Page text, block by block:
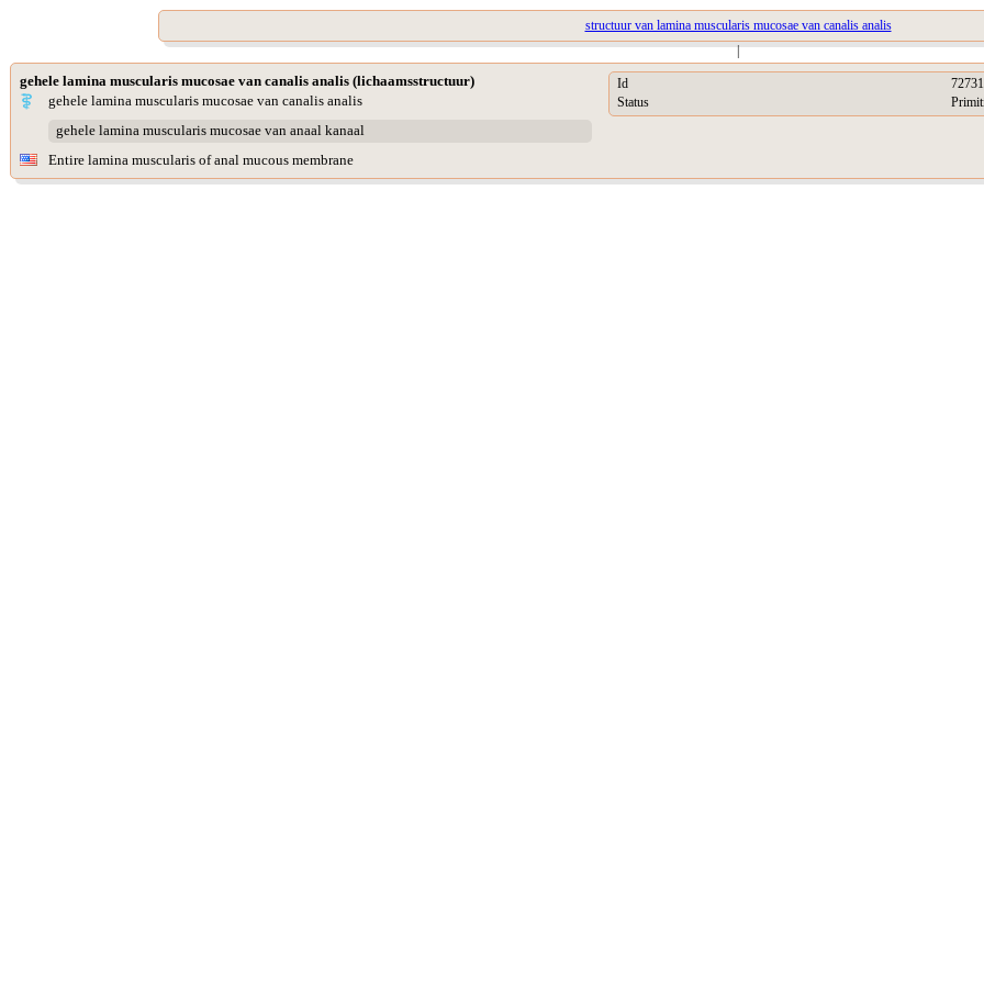
structuur van lamina muscularis mucosae van canalis analis
|
gehele lamina muscularis mucosae van canalis analis (lichaamsstructuur)
gehele lamina muscularis mucosae van canalis analis
gehele lamina muscularis mucosae van anaal kanaal
Entire lamina muscularis of anal mucous membrane
Id
Status